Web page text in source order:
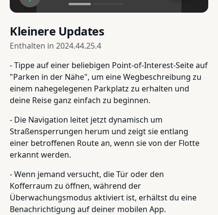
Kleinere Updates
Enthalten in 2024.44.25.4
- Tippe auf einer beliebigen Point-of-Interest-Seite auf
"Parken in der Nähe", um eine Wegbeschreibung zu
einem nahegelegenen Parkplatz zu erhalten und
deine Reise ganz einfach zu beginnen.
- Die Navigation leitet jetzt dynamisch um
Straßensperrungen herum und zeigt sie entlang
einer betroffenen Route an, wenn sie von der Flotte
erkannt werden.
- Wenn jemand versucht, die Tür oder den
Kofferraum zu öffnen, während der
Überwachungsmodus aktiviert ist, erhältst du eine
Benachrichtigung auf deiner mobilen App.